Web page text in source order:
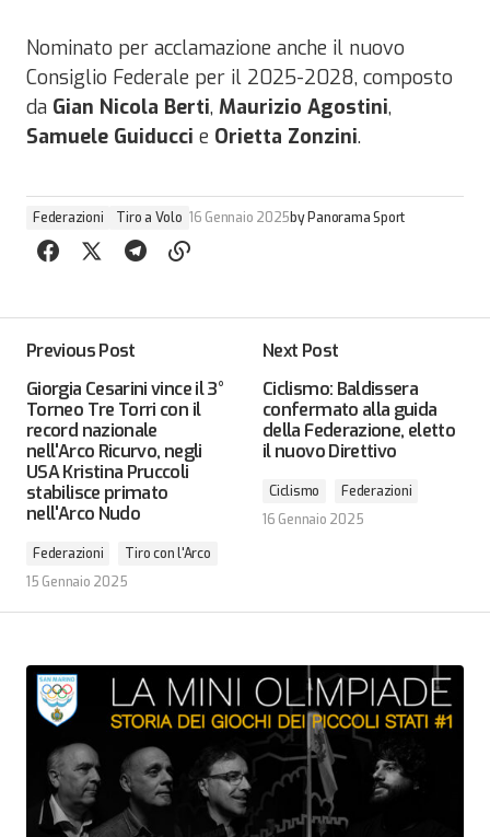
Nominato per acclamazione anche il nuovo
Consiglio Federale per il 2025-2028, composto
da Gian Nicola Berti, Maurizio Agostini,
Samuele Guiducci e Orietta Zonzini.
Federazioni Tiro a Volo 16 Gennaio 2025by Panorama Sport
Previous Post
Giorgia Cesarini vince il 3°
Torneo Tre Torri con il
record nazionale
nell'Arco Ricurvo, negli
USA Kristina Pruccoli
stabilisce primato
nell'Arco Nudo
Federazioni
Tiro con l'Arco
15 Gennaio 2025
Next Post
Ciclismo: Baldissera
confermato alla guida
della Federazione, eletto
il nuovo Direttivo
Ciclismo
Federazioni
16 Gennaio 2025